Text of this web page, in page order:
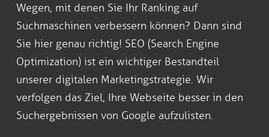
Wegen, mit denen Sie Ihr Ranking auf
Suchmaschinen verbessern können? Dann sind
Sie hier genau richtig! SEO (Search Engine
Optimization) ist ein wichtiger Bestandteil
unserer digitalen Marketingstrategie. Wir
verfolgen das Ziel, Ihre Webseite besser in den
Suchergebnissen von Google aufzulisten.